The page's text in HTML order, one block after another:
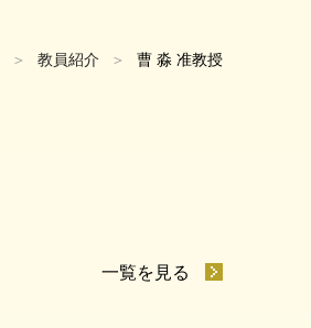
教員紹介 曹 淼 准教授
一覧を見る